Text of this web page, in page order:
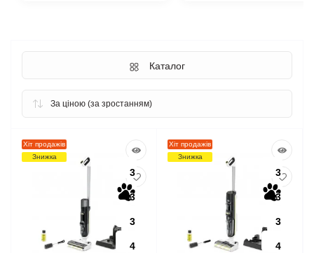
Каталог
Хіт продажів
Знижка
3
3
3
4
Хіт продажів
Знижка
3
3
3
4